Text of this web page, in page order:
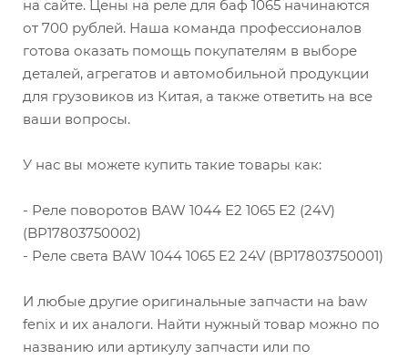
на сайте. Цены на реле для баф 1065 начинаются
от 700 рублей. Наша команда профессионалов
готова оказать помощь покупателям в выборе
деталей, агрегатов и автомобильной продукции
для грузовиков из Китая, а также ответить на все
ваши вопросы.
У нас вы можете купить такие товары как:
- Реле поворотов BAW 1044 Е2 1065 Е2 (24V)
(BP17803750002)
- Реле света BAW 1044 1065 E2 24V (BP17803750001)
И любые другие оригинальные запчасти на baw
fenix и их аналоги. Найти нужный товар можно по
названию или артикулу запчасти или по